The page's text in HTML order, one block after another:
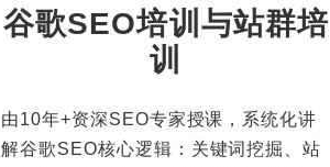
谷歌SEO培训与站群培
训
由10年+资深SEO专家授课，系统化讲
解谷歌SEO核心逻辑：关键词挖掘、站